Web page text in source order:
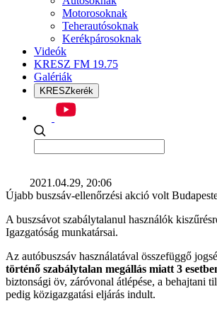
Motorosoknak
Teherautósoknak
Kerékpárosoknak
Videók
KRESZ FM 19.75
Galériák
KRESZkerék
2021.04.29, 20:06
Újabb buszsáv-ellenőrzési akció volt
A buszsávot szabálytalanul használók
Igazgatóság munkatársai.
Az autóbuszsáv használatával összefüggő
történő szabálytalan megállás miatt 3
biztonsági öv, záróvonal átlépése, a behajtani
pedig közigazgatási eljárás indult.